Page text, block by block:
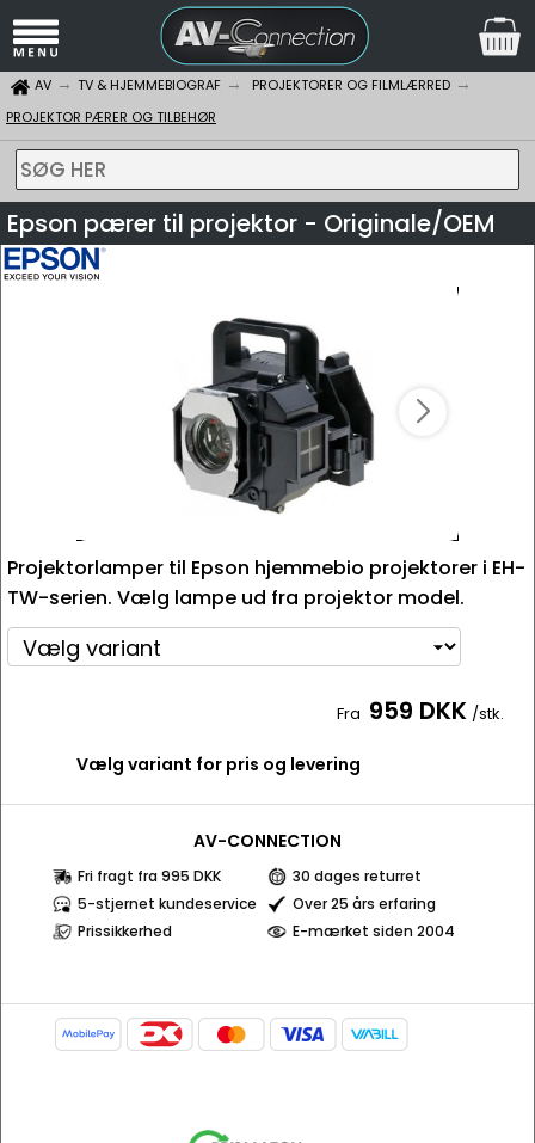
AV TV & HJEMMEBIOGRAF
PROJEKTORER OG FILMLÆRRED
PROJEKTOR PÆRER OG TILBEHØR
SØG HER
Epson pærer til projektor - Originale/OEM
Projektorlamper til Epson hjemmebio projektorer i EH-
TW-serien. Vælg lampe ud fra projektor model.
Fra 959 DKK /stk.
Vælg variant for pris og levering
AV-CONNECTION
Fri fragt fra 995 DKK
30 dages returret
5-stjernet kundeservice
Over 25 års erfaring
Prissikkerhed
E-mærket siden 2004